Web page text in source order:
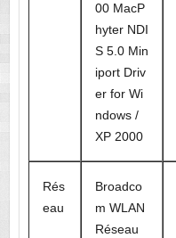
00 MacP
hyter NDI
S 5.0 Min
iport Driv
er for Wi
ndows /
XP 2000
Rés
eau
Broadco
m WLAN
Réseau